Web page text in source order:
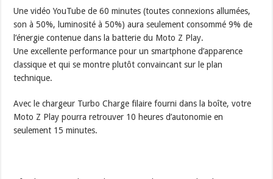
Une vidéo YouTube de 60 minutes (toutes connexions allumées,
son à 50%, luminosité à 50%) aura seulement consommé 9% de
l’énergie contenue dans la batterie du Moto Z Play.
Une excellente performance pour un smartphone d’apparence
classique et qui se montre plutôt convaincant sur le plan
technique.
Avec le chargeur Turbo Charge filaire fourni dans la boîte, votre
Moto Z Play pourra retrouver 10 heures d’autonomie en
seulement 15 minutes.